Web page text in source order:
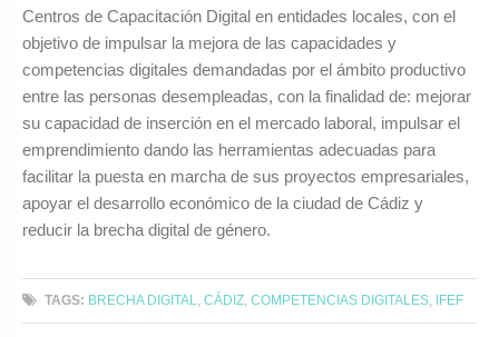
Centros de Capacitación Digital en entidades locales, con el
objetivo de impulsar la mejora de las capacidades y
competencias digitales demandadas por el ámbito productivo
entre las personas desempleadas, con la finalidad de: mejorar
su capacidad de inserción en el mercado laboral, impulsar el
emprendimiento dando las herramientas adecuadas para
facilitar la puesta en marcha de sus proyectos empresariales,
apoyar el desarrollo económico de la ciudad de Cádiz y
reducir la brecha digital de género.
TAGS: BRECHA DIGITAL ,CÁDIZ ,COMPETENCIAS DIGITALES IFEF